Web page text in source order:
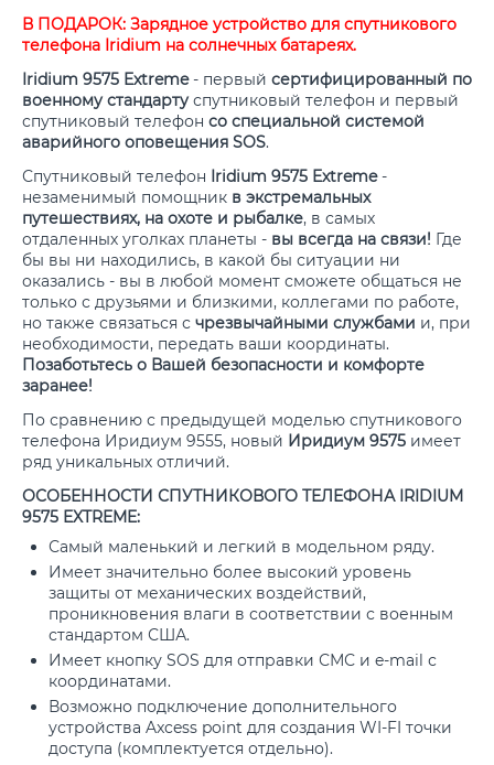
В ПОДАРОК: Зарядное устройство для спутникового
телефона Iridium на солнечных батареях.
Iridium 9575 Extreme- первый сертифицированный по
военному стандартуспутниковый телефон и первый
спутниковый телефон со специальной системой
аварийного оповещения SOS.
Спутниковый телефон Iridium 9575 Extreme-
незаменимый помощник в экстремальных
путешествиях, на охоте и рыбалке, в самых
отдаленных уголках планеты - вы всегда на связи! Где
бы вы ни находились, в какой бы ситуации ни
оказались - вы в любой момент сможете общаться не
только с друзьями и близкими, коллегами по работе,
но также связаться с чрезвычайными службами и, при
необходимости, передать ваши координаты.
Позаботьтесь о Вашей безопасности и комфорте
заранее!
По сравнению с предыдущей моделью спутникового
телефона Иридиум 9555, новый Иридиум 9575 имеет
ряд уникальных отличий.
ОСОБЕННОСТИ СПУТНИКОВОГО ТЕЛЕФОНА IRIDIUM
9575 EXTREME:
Самый маленький и легкий в модельном ряду.
Имеет значительно более высокий уровень
защиты от механических воздействий,
проникновения влаги в соответствии с военным
стандартом США.
Имеет кнопку SOS для отправки СМС и e-mail с
координатами.
Возможно подключение дополнительного
устройства Axcess point для создания WI-FI точки
доступа (комплектуется отдельно).